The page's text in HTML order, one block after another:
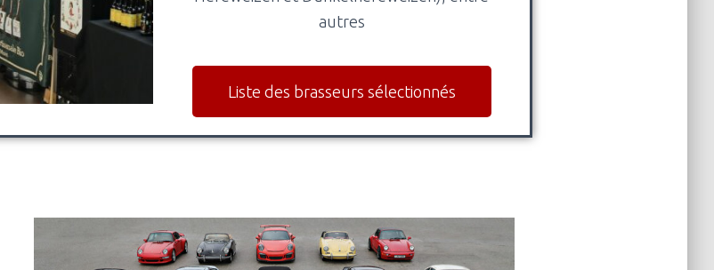
autres
Liste des brasseurs sélectionnés